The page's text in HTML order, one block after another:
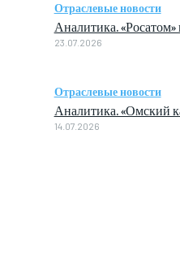
Отраслевые новости
Аналитика.
23.07.2026
Отраслевые новости
Аналитика. «Омский
14.07.2026